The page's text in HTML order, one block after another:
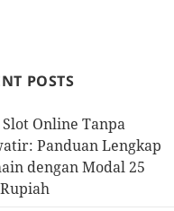
POSTS
Online Tanpa
Panduan Lengkap
dengan Modal 25